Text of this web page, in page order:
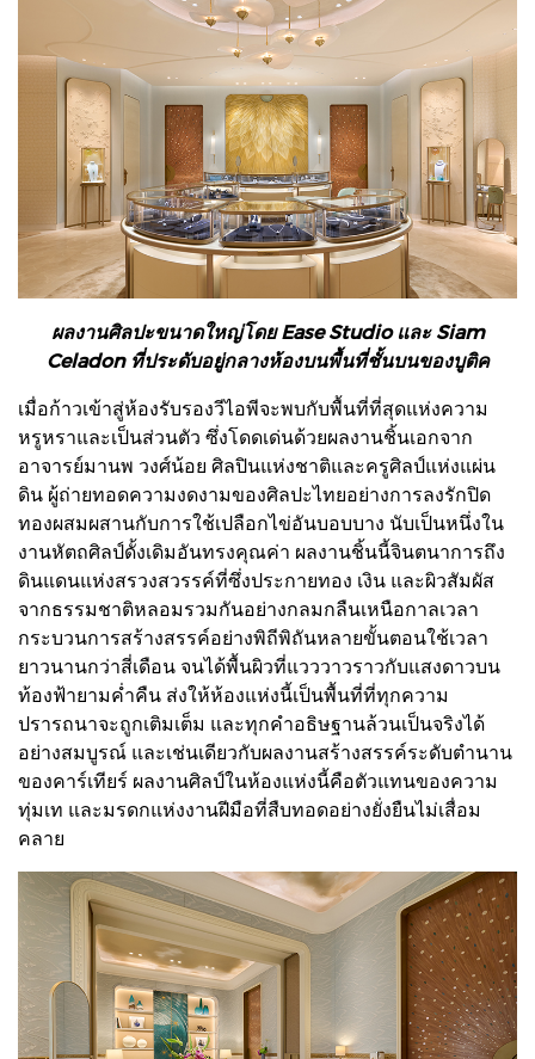
ผลงานศิลปะขนาดใหญ่โดย Ease Studio และ Siam
Celadon ที่ประดับอยู่กลางห้องบนพื้นที่ชั้นบนของบูติค
เมื่อก้าวเข้าสู่ห้องรับรองวีไอพีจะพบกับพื้นที่ที่สุดแห่งความ
หรูหราและเป็นส่วนตัว ซึ่งโดดเด่นด้วยผลงานชิ้นเอกจาก
อาจารย์มานพ วงศ์น้อย ศิลปินแห่งชาติและครูศิลป์แห่งแผ่น
ดิน ผู้ถ่ายทอดความงดงามของศิลปะไทยอย่างการลงรักปิด
ทองผสมผสานกับการใช้เปลือกไข่อันบอบบาง นับเป็นหนึ่งใน
งานหัตถศิลป์ดั้งเดิมอันทรงคุณค่า ผลงานชิ้นนี้จินตนาการถึง
ดินแดนแห่งสรวงสวรรค์ที่ซึ่งประกายทอง เงิน และผิวสัมผัส
จากธรรมชาติหลอมรวมกันอย่างกลมกลืนเหนือกาลเวลา
กระบวนการสร้างสรรค์อย่างพิถีพิถันหลายขั้นตอนใช้เวลา
ยาวนานกว่าสี่เดือน จนได้พื้นผิวที่แวววาวราวกับแสงดาวบน
ท้องฟ้ายามค่ำคืน ส่งให้ห้องแห่งนี้เป็นพื้นที่ที่ทุกความ
ปรารถนาจะถูกเติมเต็ม และทุกคำอธิษฐานล้วนเป็นจริงได้
อย่างสมบูรณ์ และเช่นเดียวกับผลงานสร้างสรรค์ระดับตำนาน
ของคาร์เทียร์ ผลงานศิลป์ในห้องแห่งนี้คือตัวแทนของความ
ทุ่มเท และมรดกแห่งงานฝีมือที่สืบทอดอย่างยั่งยืนไม่เสื่อม
คลาย